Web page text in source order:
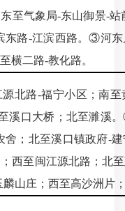
至气象局-东山御景-站
东路-江滨西路。③河
横二路-教化路。
北路-福宁小区；南
溪口大桥；北至濉溪
舍；北至溪口镇政府-
西至闽江源北路；北
山庄；西至高沙洲片